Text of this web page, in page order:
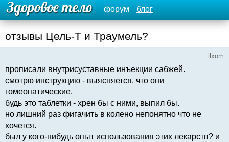
форум блог
отзывы Цель-Т и Траумель?
ilxom
прописали внутрисуставные инъекции сабжей.
смотрю инструкцию - выясняется, что они
гомеопатические.
будь это таблетки - хрен бы с ними, выпил бы.
но лишний раз фигачить в колено непонятно что не
хочется.
был у кого-нибудь опыт использования этих лекарств? и